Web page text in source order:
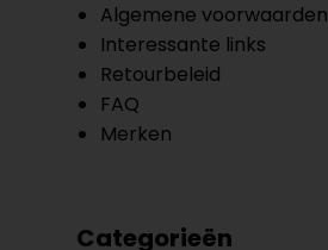
Algemene voorwaarden
Interessante links
Retourbeleid
FAQ
Merken
Categorieën